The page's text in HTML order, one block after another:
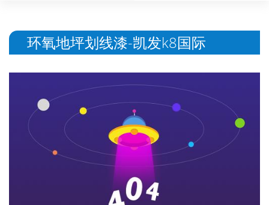
环氧地坪划线漆-凯发k8国际